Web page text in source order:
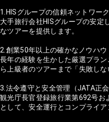
1.HISグループの信頼ネットワーク
大手旅行会社HISグループの安定
なツアーを提供します。
2.創業50年以上の確かなノウハウ
長年の経験を生かした厳選プラ
ら上級者のツアーまで「失敗しな
3.法令遵守と安全管理（JATA正
観光庁長官登録旅行業第692号お
として、安全運行とコンプライア